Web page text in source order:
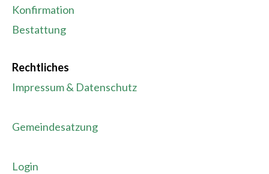
Konfirmation
Bestattung
Rechtliches
Impressum & Datenschutz
Gemeindesatzung
Login